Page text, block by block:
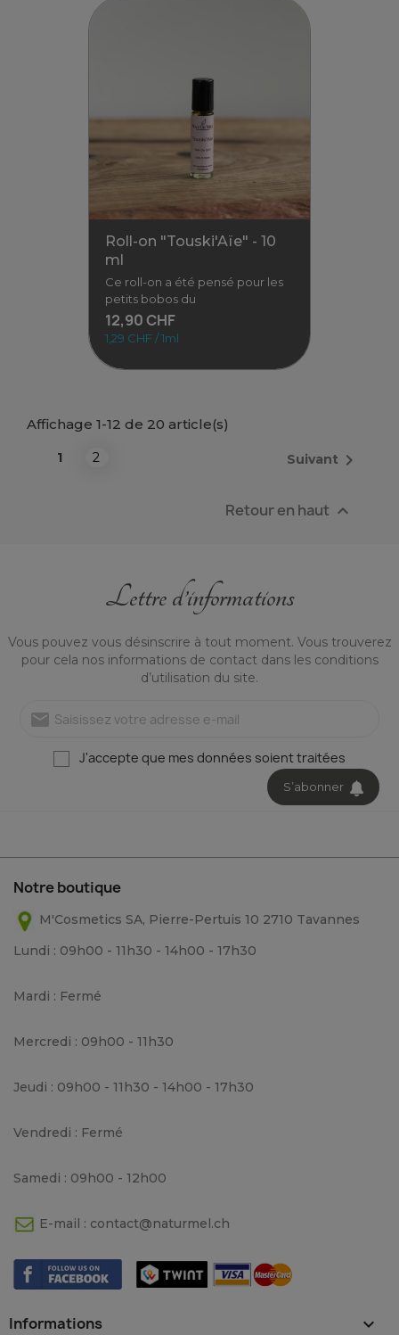
Parce que la maternité, c’est
aussi prendre soin de soi… et
prolonger la tendresse avec
son
38,00 CHF
Voir
Roll-on "Touski'Aïe" - 10
ml
Ce roll-on a été pensé pour les
petits bobos du
12,90 CHF
1,29 CHF / 1ml
Ce roll-on a été pensé pour
12,90 CHF
1,29 CHF / 1ml
Affichage 1-12 de 20 article(s)
1 2 Suivant 
Retour en haut 
Lettre d’informations
Vous pouvez vous désinscrire à tout moment. Vous trouverez
pour cela nos informations de contact dans les conditions
d’utilisation du site.
S’abonner
mail
J'accepte que mes données soient traitées
Notre boutique
M'Cosmetics SA, Pierre-Pertuis 10 2710 Tavannes
Lundi : 09h00 - 11h30 - 14h00 - 17h30
Mardi : Fermé
Mercredi : 09h00 - 11h30
Jeudi : 09h00 - 11h30 - 14h00 - 17h30
Vendredi : Fermé
Samedi : 09h00 - 12h00
E-mail : contact@naturmel.ch
Informations 